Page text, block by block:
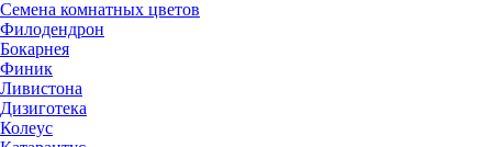
Семена комнатных цветов
Филодендрон
Бокарнея
Финик
Ливистона
Дизиготека
Колеус